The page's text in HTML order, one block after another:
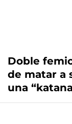
Doble
de matar a
una